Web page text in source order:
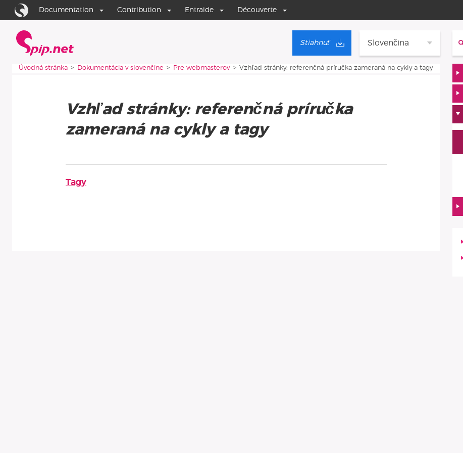
Aller au contenu
Aller à la navigation
Documentation Contribution Entraide Découverte
Slovenčina
Stiahnuť
Vous êtes ici :
Úvodná stránka Dokumentácia v slovenčine Pre webmasterov Vzhľad stránky: referenčná príručka zameraná na cykly a tagy
Vzhľad stránky: referenčná príručka
zameraná na cykly a tagy
Tagy